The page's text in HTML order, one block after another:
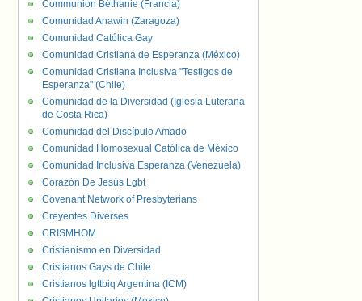
Communion Béthanie (Francia)
Comunidad Anawin (Zaragoza)
Comunidad Católica Gay
Comunidad Cristiana de Esperanza (México)
Comunidad Cristiana Inclusiva "Testigos de
Esperanza" (Chile)
Comunidad de la Diversidad (Iglesia Luterana
de Costa Rica)
Comunidad del Discípulo Amado
Comunidad Homosexual Católica de México
Comunidad Inclusiva Esperanza (Venezuela)
Corazón De Jesús Lgbt
Covenant Network of Presbyterians
Creyentes Diverses
CRISMHOM
Cristianismo en Diversidad
Cristianos Gays de Chile
Cristianos lgttbiq Argentina (ICM)